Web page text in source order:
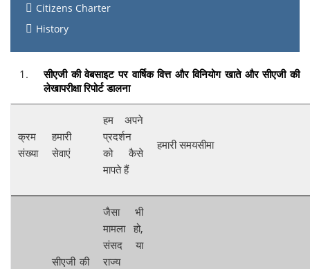
Citizens Charter
History
सीएजी की वेबसाइट पर वार्षिक वित्त और विनियोग खाते और सीएजी की
लेखापरीक्षा रिपोर्ट डालना
क्रम
संख्या
हमारी
सेवाएं
हम अपने
प्रदर्शन
को कैसे
मापते हैं
हमारी समयसीमा
सीएजी की
जैसा भी
मामला हो,
संसद या
राज्य